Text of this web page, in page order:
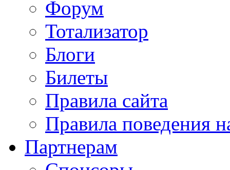
Форум
Тотализатор
Блоги
Билеты
Правила сайта
Правила поведения
Партнерам